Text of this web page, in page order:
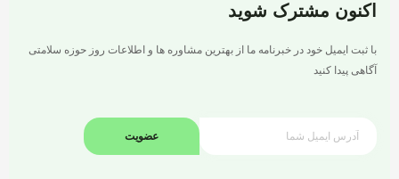
اکنون مشترک شوید
با ثبت ایمیل خود در خبرنامه ما از بهترین مشاوره ها و اطلاعات روز حوزه سلامتی
آگاهی پیدا کنید
عضویت